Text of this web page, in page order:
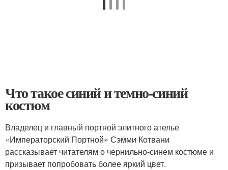
Что такое синий и темно-синий
костюм
Владелец и главный портной элитного ателье
«Императорский Портной» Сэмми Котвани
рассказывает читателям о чернильно-синем костюме и
призывает попробовать более яркий цвет.